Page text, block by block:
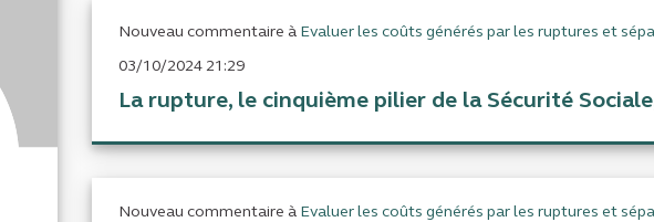
Nouveau commentaire à Evaluer les coûts générés par les ruptures et
03/10/2024 21:29
La rupture, le cinquième pilier de la Sécurité
Nouveau commentaire à Evaluer les coûts générés par les ruptures et